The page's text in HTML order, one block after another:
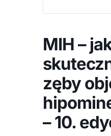
MIH –
zęby
– 10.
Łabuś-
w
Szkolenie
obejmuje
diagnostykę
hipomineralizacji,
infiltrację
żywicą